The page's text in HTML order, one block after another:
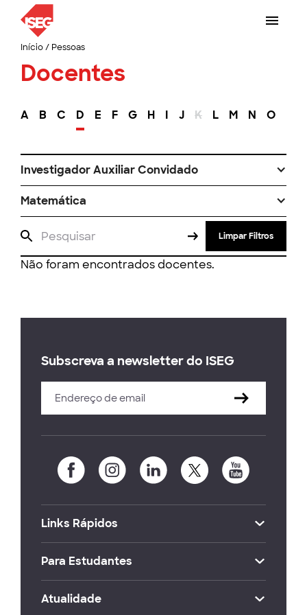
Início/ Pessoas
Docentes
A B C D E F G H I J K L M N O
Investigador Auxiliar Convidado
Matemática
Limpar Filtros
Não foram encontrados docentes.
Subscreva a newsletter do ISEG
Links Rápidos
Para Estudantes
Atualidade